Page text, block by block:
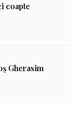
coapte
Gherasim